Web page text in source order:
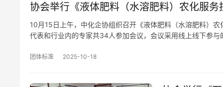
协会举行《液体肥料（水溶肥料）农化服
10月15日上午，中化企协组织召开《液体肥料（水溶肥料）
代表和行业内的专家共34人参加会议，会议采用线上线下参
团体标准 2025-10-18